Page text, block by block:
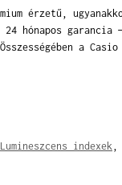
érzetű,
hónapos garancia
a Casio
Lumineszcens indexek,